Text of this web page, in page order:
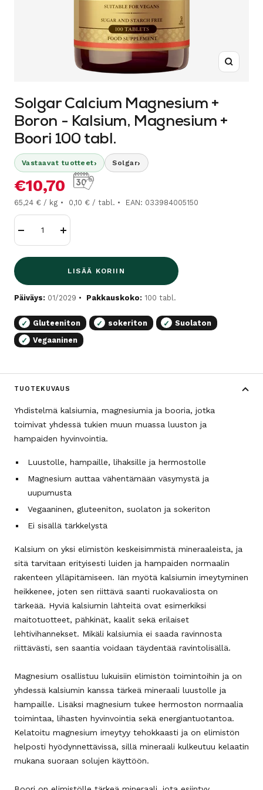
Solgar Calcium Magnesium +
Boron - Kalsium, Magnesium +
Boori 100 tabl.
Vastaavat tuotteet› Solgar›
Alennushinta
€10,70
65,24 € / kg 0,10 € / tabl. EAN: 033984005150
Lisää
LISÄÄ KORIIN
Päiväys: 01/2029 Pakkauskoko: 100 tabl.
✓ Gluteeniton ✓ sokeriton ✓
Suolaton
✓
Vegaaninen
TUOTEKUVAUS
Yhdistelmä kalsiumia, magnesiumia ja booria, jotka
toimivat yhdessä tukien muun muassa luuston ja
hampaiden hyvinvointia.
Luustolle, hampaille, lihaksille ja hermostolle
Magnesium auttaa vähentämään väsymystä ja
uupumusta
Vegaaninen, gluteeniton, suolaton ja sokeriton
Ei sisällä tärkkelystä
Kalsium on yksi elimistön keskeisimmistä mineraaleista, ja
sitä tarvitaan erityisesti luiden ja hampaiden normaalin
rakenteen ylläpitämiseen. Iän myötä kalsiumin imeytyminen
heikkenee, joten sen riittävä saanti ruokavaliosta on
tärkeää. Hyviä kalsiumin lähteitä ovat esimerkiksi
maitotuotteet, pähkinät, kaalit sekä erilaiset
lehtivihannekset. Mikäli kalsiumia ei saada ravinnosta
riittävästi, sen saantia voidaan täydentää ravintolisällä.
Magnesium osallistuu lukuisiin elimistön toimintoihin ja on
yhdessä kalsiumin kanssa tärkeä mineraali luustolle ja
hampaille. Lisäksi magnesium tukee hermoston normaalia
toimintaa, lihasten hyvinvointia sekä energiantuotantoa.
Kelatoitu magnesium imeytyy tehokkaasti ja on elimistön
helposti hyödynnettävissä, sillä mineraali kulkeutuu kelaatin
mukana suoraan solujen käyttöön.